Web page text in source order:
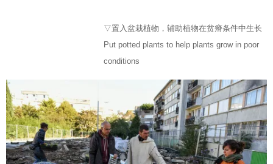
▽置入盆栽植物，辅助植物在贫瘠条件中生长
Put potted plants to help plants grow in poor
conditions